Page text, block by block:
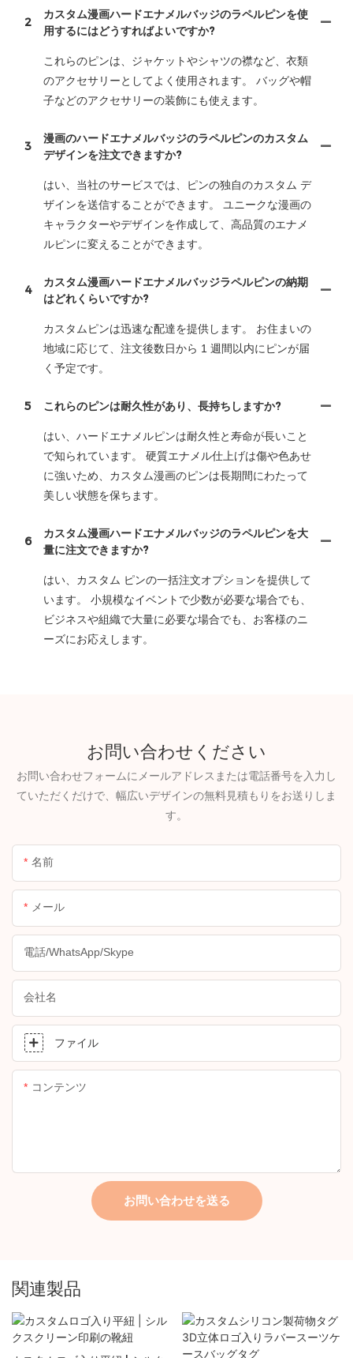
2
カスタム漫画ハードエナメルバッジのラペルピンを使
用するにはどうすればよいですか?
これらのピンは、ジャケットやシャツの襟など、衣類
のアクセサリーとしてよく使用されます。 バッグや帽
子などのアクセサリーの装飾にも使えます。
3
漫画のハードエナメルバッジのラペルピンのカスタム
デザインを注文できますか?
はい、当社のサービスでは、ピンの独自のカスタム デ
ザインを送信することができます。 ユニークな漫画の
キャラクターやデザインを作成して、高品質のエナメ
ルピンに変えることができます。
4
カスタム漫画ハードエナメルバッジラペルピンの納期
はどれくらいですか?
カスタムピンは迅速な配達を提供します。 お住まいの
地域に応じて、注文後数日から 1 週間以内にピンが届
く予定です。
5 これらのピンは耐久性があり、長持ちしますか?
はい、ハードエナメルピンは耐久性と寿命が長いこと
で知られています。 硬質エナメル仕上げは傷や色あせ
に強いため、カスタム漫画のピンは長期間にわたって
美しい状態を保ちます。
6
カスタム漫画ハードエナメルバッジのラペルピンを大
量に注文できますか?
はい、カスタム ピンの一括注文オプションを提供して
います。 小規模なイベントで少数が必要な場合でも、
ビジネスや組織で大量に必要な場合でも、お客様のニ
ーズにお応えします。
お問い合わせください
お問い合わせフォームにメールアドレスまたは電話番号を入力し
ていただくだけで、幅広いデザインの無料見積もりをお送りしま
す。
名前
メール
電話/WhatsApp/Skype
会社名
ファイル
コンテンツ
お問い合わせを送る
関連製品